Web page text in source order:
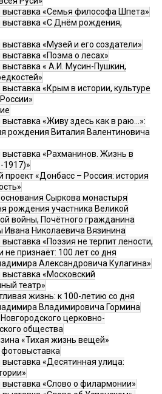
выставка «Семья философа Шпета»
выставка «С Днём рождения,
выставка «Музей и его создатели»
выставка «Поэма о лесах»
выставка « А.И. Мусин-Пушкин,
выставка «Крым в истории, культуре
выставка «Живу здесь как в раю…»:
рождения Виталия Валентиновича
выставка «Рахманинов. Жизнь в
1917)»
проект «Донбасс – Россия: история
Сыркова монастыря
рождения участника Великой
войны, Почётного гражданина
Ивана Николаевича Вязинина
«Поэзия не терпит лености,
признаёт: 100 лет со дня
Александровича Кулагина»
выставка «Московский
театр»
жизнь: к 100-летию со дня
Владимировича Гормина
церковно-
общества
«Тихая жизнь вещей»
фотовыставка
выставка «Десятинная улица:
выставка «Слово о филармонии»